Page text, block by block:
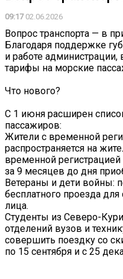
09:1702.06.2026
Вопрос транспорта — в
Благодаря поддержке
и работе
тарифы на морские
Что нового?
С 1 июня расширен
пассажиров:
Жители с временной
распространяется на
временной
за 9 месяцев до дня
Ветераны и дети войны:
бесплатного проезда
лица.
Студенты из Северо-
отделений вузов и
совершить поездку со
по 15 сентября и с 25